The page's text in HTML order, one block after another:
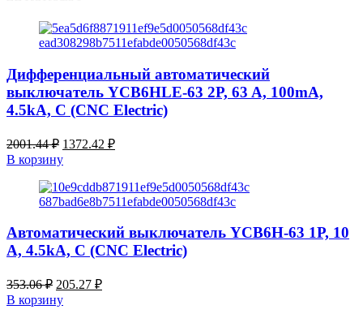
Дифференциальный автоматический
выключатель YCB6HLE-63 2P, 63 A, 100mA,
4.5kA, C (CNC Electric)
2001.44₽ Первоначальная
цена
составляла
2001.44 ₽.
1372.42 ₽Текущая
В корзину
Автоматический выключатель YCB6H-63 1P, 10
A, 4.5kA, C (CNC Electric)
353.06₽ Первоначальная
цена
составляла
205.27 ₽Текущая
В корзину